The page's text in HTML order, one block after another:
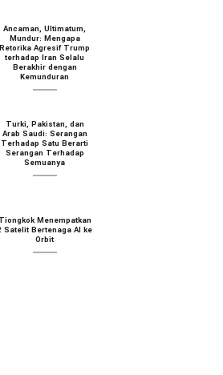
Ancaman, Ultimatum,
Mundur: Mengapa
Retorika Agresif Trump
terhadap Iran Selalu
Berakhir dengan
Kemunduran
Turki, Pakistan, dan
Arab Saudi: Serangan
Terhadap Satu Berarti
Serangan Terhadap
Semuanya
Tiongkok Menempatkan
Satelit Bertenaga AI ke
Orbit